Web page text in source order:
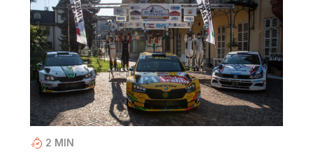
2 MIN